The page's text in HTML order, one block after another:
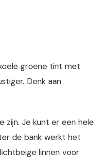
groene tint met
Denk aan
zijn. Je kunt er een hele
de bank werkt het
linnen voor